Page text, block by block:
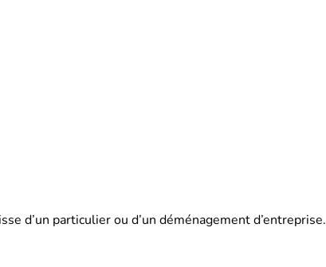
d’un particulier ou d’un déménagement d’entreprise.